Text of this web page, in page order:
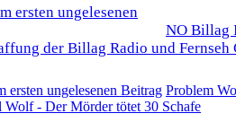
NO Billag
der Billag Radio und Fernseh
von 5 durchschnittlich
Problem
Wolf - Der Mörder tötet 30 Schafe
von 5 durchschnittlich